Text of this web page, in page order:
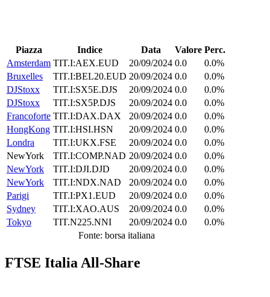
Piazza Indice Data Valore Perc.
Amsterdam TIT.I:AEX.EUD 20/09/2024 0.0
0.0%
Bruxelles
TIT.I:BEL20.EUD 20/09/2024 0.0
0.0%
DJStoxx
TIT.I:SX5E.DJS 20/09/2024 0.0
0.0%
DJStoxx
TIT.I:SX5P.DJS 20/09/2024 0.0
0.0%
Francoforte TIT.I:DAX.DAX 20/09/2024 0.0
0.0%
HongKong TIT.I:HSI.HSN 20/09/2024 0.0
0.0%
Londra
TIT.I:UKX.FSE 20/09/2024 0.0
0.0%
NewYork
TIT.I:COMP.NAD 20/09/2024 0.0
0.0%
NewYork
TIT.I:DJI.DJD 20/09/2024 0.0
0.0%
NewYork
TIT.I:NDX.NAD 20/09/2024 0.0
0.0%
Parigi
TIT.I:PX1.EUD 20/09/2024 0.0
0.0%
Sydney
TIT.I:XAO.AUS 20/09/2024 0.0
0.0%
Tokyo
TIT.N225.NNI 20/09/2024 0.0
0.0%
Fonte: borsa italiana
FTSE Italia All-Share